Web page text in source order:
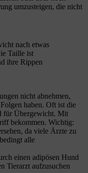
umzusteigen, die nicht
nach etwas
Taille ist
ihre Rippen
nicht abnehmen,
haben. Oft ist die
für Übergewicht. Mit
bekommen. Wichtig:
da viele Ärzte zu
alle
einen adipösen Hund
Tierarzt aufzusuchen